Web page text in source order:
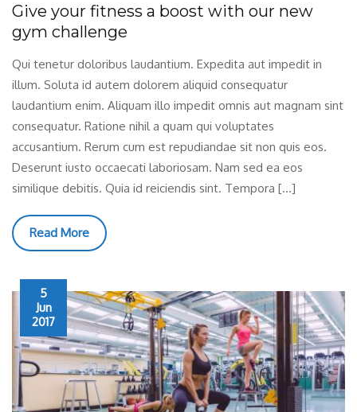
Give your fitness a boost with our new
gym challenge
Qui tenetur doloribus laudantium. Expedita aut impedit in
illum. Soluta id autem dolorem aliquid consequatur
laudantium enim. Aliquam illo impedit omnis aut magnam sint
consequatur. Ratione nihil a quam qui voluptates
accusantium. Rerum cum est repudiandae sit non quis eos.
Deserunt iusto occaecati laboriosam. Nam sed ea eos
similique debitis. Quia id reiciendis sint. Tempora […]
Read More
5
Jun
2017